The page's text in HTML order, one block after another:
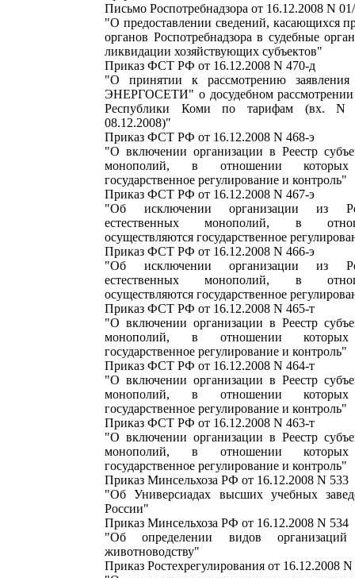
Письмо Роспотребнадзора от 16.12.2008 N
"О предоставлении сведений, касающихся
органов Роспотребнадзора в судебные
ликвидации хозяйствующих субъектов"
Приказ ФСТ РФ от 16.12.2008 N 470-д
"О принятии к рассмотрению
ЭНЕРГОСЕТИ" о досудебном
Республики Коми по тарифам (вх. N
08.12.2008)"
Приказ ФСТ РФ от 16.12.2008 N 468-э
"О включении организации в Реестр
монополий, в отношении которых
государственное регулирование и контроль"
Приказ ФСТ РФ от 16.12.2008 N 467-э
"Об исключении организации из
естественных монополий, в
осуществляются государственное
Приказ ФСТ РФ от 16.12.2008 N 466-э
"Об исключении организации из
естественных монополий, в
осуществляются государственное
Приказ ФСТ РФ от 16.12.2008 N 465-т
"О включении организации в Реестр
монополий, в отношении которых
государственное регулирование и контроль"
Приказ ФСТ РФ от 16.12.2008 N 464-т
"О включении организации в Реестр
монополий, в отношении которых
государственное регулирование и контроль"
Приказ ФСТ РФ от 16.12.2008 N 463-т
"О включении организации в Реестр
монополий, в отношении которых
государственное регулирование и контроль"
Приказ Минсельхоза РФ от 16.12.2008 N 533
"Об Универсиадах высших учебных
России"
Приказ Минсельхоза РФ от 16.12.2008 N 534
"Об определении видов
животноводству"
Приказ Ростехрегулирования от 16.12.2008